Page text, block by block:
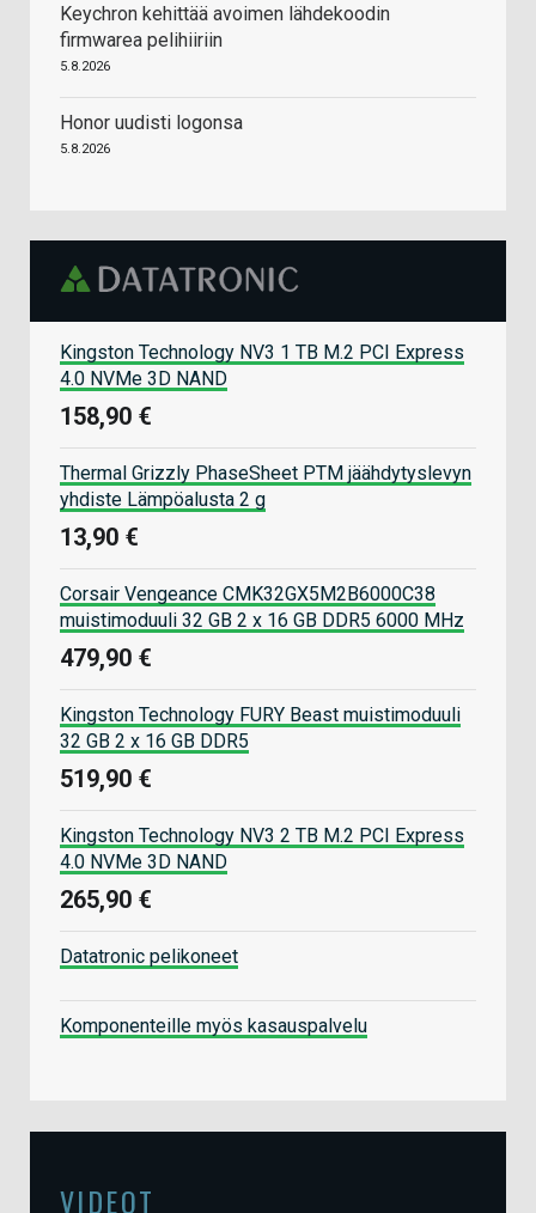
Keychron kehittää avoimen lähdekoodin
firmwarea pelihiiriin
5.8.2026
Honor uudisti logonsa
5.8.2026
Kingston Technology NV3 1 TB M.2 PCI Express
4.0 NVMe 3D NAND
158,90 €
Thermal Grizzly PhaseSheet PTM jäähdytyslevyn
yhdiste Lämpöalusta 2 g
13,90 €
Corsair Vengeance CMK32GX5M2B6000C38
muistimoduuli 32 GB 2 x 16 GB DDR5 6000 MHz
479,90 €
Kingston Technology FURY Beast muistimoduuli
32 GB 2 x 16 GB DDR5
519,90 €
Kingston Technology NV3 2 TB M.2 PCI Express
4.0 NVMe 3D NAND
265,90 €
Datatronic pelikoneet
Komponenteille myös kasauspalvelu
VIDEOT